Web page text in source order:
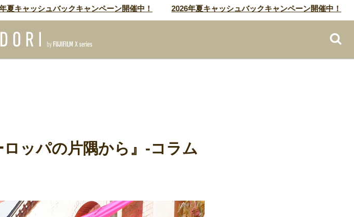
ッシュバックキャンペーン開催中！ 2026年夏キャッシュバックキャンペーン開催中！
ロッパの片隅から』-コラム